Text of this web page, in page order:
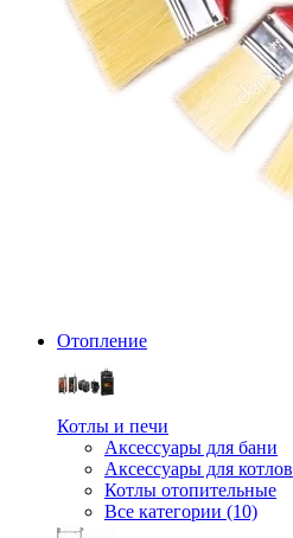
Отопление
Котлы и печи
Аксессуары для бани
Аксессуары для котлов
Котлы отопительные
Все категории (10)